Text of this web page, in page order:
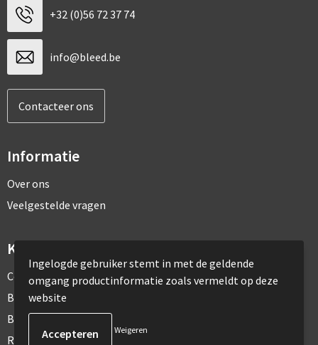
+32 (0)56 72 37 74
info@bleed.be
Contacteer ons
Informatie
Over ons
Veelgestelde vragen
Klantenservice
Contact
Bestelling & Bezorging
Betaalmethoden
Retourneren
Ingelogde gebruiker stemt in met de geldende
omgang productinformatie zoals vermeldt op deze
website
Weigeren